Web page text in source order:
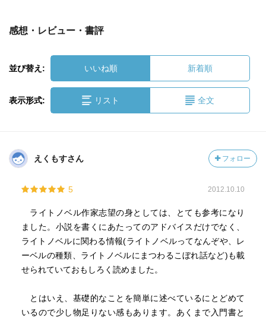
感想・レビュー・書評
並び替え: いいね順 新着順
表示形式: リスト 全文
えくもすさん フォロー
5 2012.10.10
ライトノベル作家志望の身としては、とても参考になり
ました。小説を書くにあたってのアドバイスだけでなく、
ライトノベルに関わる情報(ライトノベルってなんぞや、レ
ーベルの種類、ライトノベルにまつわるこぼれ話など)も載
せられていておもしろく読めました。
とはいえ、基礎的なことを簡単に述べているにとどめて
いるので少し物足りない感もあります。あくまで入門書と